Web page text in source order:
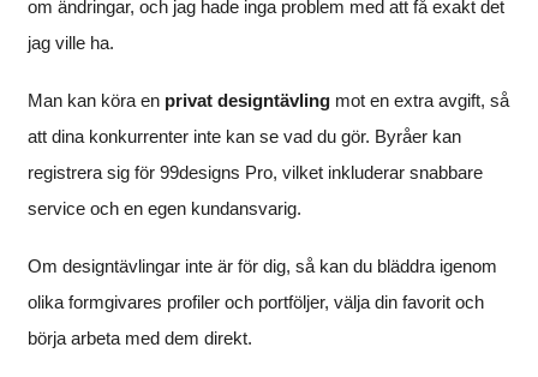
om ändringar, och jag hade inga problem med att få exakt det
jag ville ha.
Man kan köra en privat designtävling mot en extra avgift, så
att dina konkurrenter inte kan se vad du gör. Byråer kan
registrera sig för 99designs Pro, vilket inkluderar snabbare
service och en egen kundansvarig.
Om designtävlingar inte är för dig, så kan du bläddra igenom
olika formgivares profiler och portföljer, välja din favorit och
börja arbeta med dem direkt.